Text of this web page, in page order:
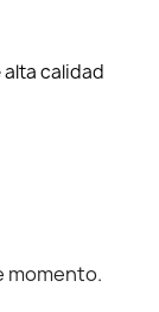
alta calidad
momento.